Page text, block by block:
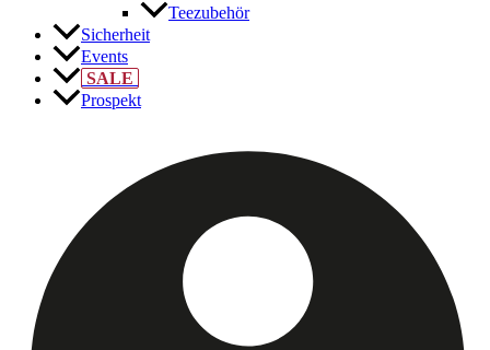
Teezubehör
Sicherheit
Events
SALE
Prospekt